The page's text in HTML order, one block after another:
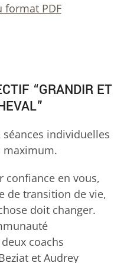
format PDF
“GRANDIR ET
séances individuelles
maximum.
confiance en vous,
de transition de vie,
doit changer.
coachs
et Audrey